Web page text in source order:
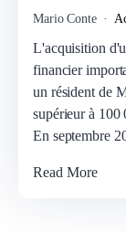
Mario Conte
L'acquisition
financier
un résident de
supérieur à 100
En septembre
Read More